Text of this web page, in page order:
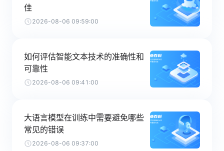
佳
2026-08-06 09:59:00
如何评估智能文本技术的准确性和
可靠性
2026-08-06 09:41:00
大语言模型在训练中需要避免哪些
常见的错误
2026-08-06 09:37:00